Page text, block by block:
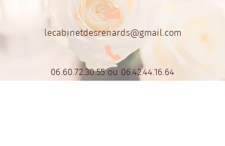
lecabinetdesrenards@gmail.com
06.60.72.30.55ou 06.42.44.16.64